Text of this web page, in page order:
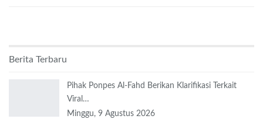
Berita Terbaru
Pihak Ponpes Al-Fahd Berikan Klarifikasi Terkait
Viral…
Minggu, 9 Agustus 2026